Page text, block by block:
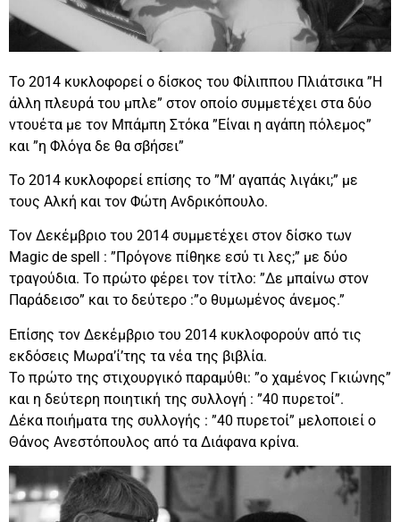
Το 2014 κυκλοφορεί ο δίσκος του Φίλιππου Πλιάτσικα ”Η
άλλη πλευρά του μπλε” στον οποίο συμμετέχει στα δύο
ντουέτα με τον Μπάμπη Στόκα ”Είναι η αγάπη πόλεμος”
και ”η Φλόγα δε θα σβήσει”
Το 2014 κυκλοφορεί επίσης το ”Μ’ αγαπάς λιγάκι;” με
τους Αλκή και τον Φώτη Ανδρικόπουλο.
Τον Δεκέμβριο του 2014 συμμετέχει στον δίσκο των
Magic de spell : ”Πρόγονε πίθηκε εσύ τι λες;” με δύο
τραγούδια. Το πρώτο φέρει τον τίτλο: ”Δε μπαίνω στον
Παράδεισο” και το δεύτερο :”ο θυμωμένος άνεμος.”
Επίσης τον Δεκέμβριο του 2014 κυκλοφορούν από τις
εκδόσεις Μωρα’ί’της τα νέα της βιβλία.
Το πρώτο της στιχουργικό παραμύθι: ”ο χαμένος Γκιώνης”
και η δεύτερη ποιητική της συλλογή : ”40 πυρετοί”.
Δέκα ποιήματα της συλλογής : ”40 πυρετοί” μελοποιεί ο
Θάνος Ανεστόπουλος από τα Διάφανα κρίνα.